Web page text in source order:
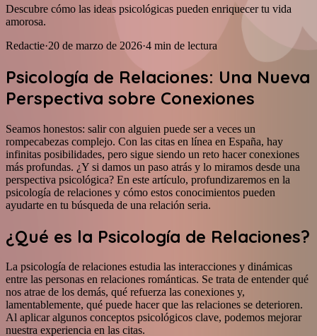
Descubre cómo las ideas psicológicas pueden enriquecer tu vida
amorosa.
Redactie·20 de marzo de 2026·4 min de lectura
Psicología de Relaciones: Una Nueva
Perspectiva sobre Conexiones
Seamos honestos: salir con alguien puede ser a veces un
rompecabezas complejo. Con las citas en línea en España, hay
infinitas posibilidades, pero sigue siendo un reto hacer conexiones
más profundas. ¿Y si damos un paso atrás y lo miramos desde una
perspectiva psicológica? En este artículo, profundizaremos en la
psicología de relaciones y cómo estos conocimientos pueden
ayudarte en tu búsqueda de una relación seria.
¿Qué es la Psicología de Relaciones?
La psicología de relaciones estudia las interacciones y dinámicas
entre las personas en relaciones románticas. Se trata de entender qué
nos atrae de los demás, qué refuerza las conexiones y,
lamentablemente, qué puede hacer que las relaciones se deterioren.
Al aplicar algunos conceptos psicológicos clave, podemos mejorar
nuestra experiencia en las citas.